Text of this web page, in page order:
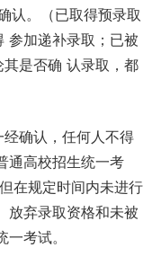
认。（已取得预录取
参加递补录取；已被
是否确 认录取，都
确认，任何人不得
通高校招生统一考
在规定时间内未进行
放弃录取资格和未被
考试。